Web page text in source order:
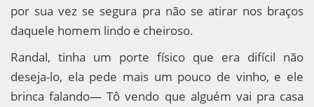
por sua vez se segura pra não se atirar nos braços
daquele homem lindo e cheiroso.
Randal, tinha um porte físico que era difícil não
deseja-lo, ela pede mais um pouco de vinho, e ele
brinca falando— Tô vendo que alguém vai pra casa